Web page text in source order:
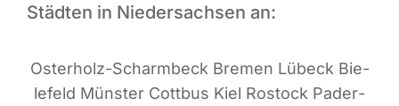
Städten in Niedersachsen an:
Oster­holz-Scharm­beck Bre­men Lübeck Bie­
le­feld Müns­ter Cott­bus Kiel Ros­tock Pader­